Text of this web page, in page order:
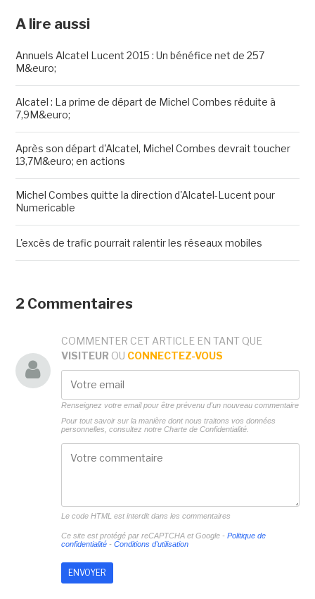
A lire aussi
Annuels Alcatel Lucent 2015 : Un bénéfice net de 257
M&euro;
Alcatel : La prime de départ de Michel Combes réduite à
7,9M&euro;
Après son départ d'Alcatel, Michel Combes devrait toucher
13,7M&euro; en actions
Michel Combes quitte la direction d'Alcatel-Lucent pour
Numericable
L'excès de trafic pourrait ralentir les réseaux mobiles
2 Commentaires
COMMENTER CET ARTICLE EN TANT QUE
VISITEUR OU CONNECTEZ-VOUS
Renseignez votre email pour être prévenu d'un nouveau commentaire
Pour tout savoir sur la manière dont nous traitons vos données
personnelles, consultez notre Charte de Confidentialité.
Le code HTML est interdit dans les commentaires
Ce site est protégé par reCAPTCHA et Google - Politique de
confidentialité- Conditions d'utilisation